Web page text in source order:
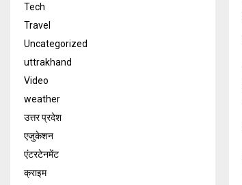
Tech
Travel
Uncategorized
uttrakhand
Video
weather
उत्तर प्रदेश
एजुकेशन
एंटरटेनमेंट
क्राइम